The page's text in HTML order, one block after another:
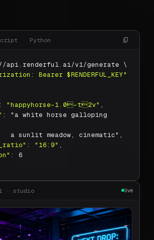
Python
api.renderful.ai/v1/generate \
Bearer $RENDERFUL_KEY"
: "happyhorse-1.0-t2v" ,
: "a white horse galloping
              a sunlit meadow, cinematic",
: "16:9" ,
: 6
· studio live